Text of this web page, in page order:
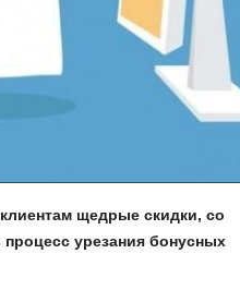
щедрые скидки, со
урезания бонусных